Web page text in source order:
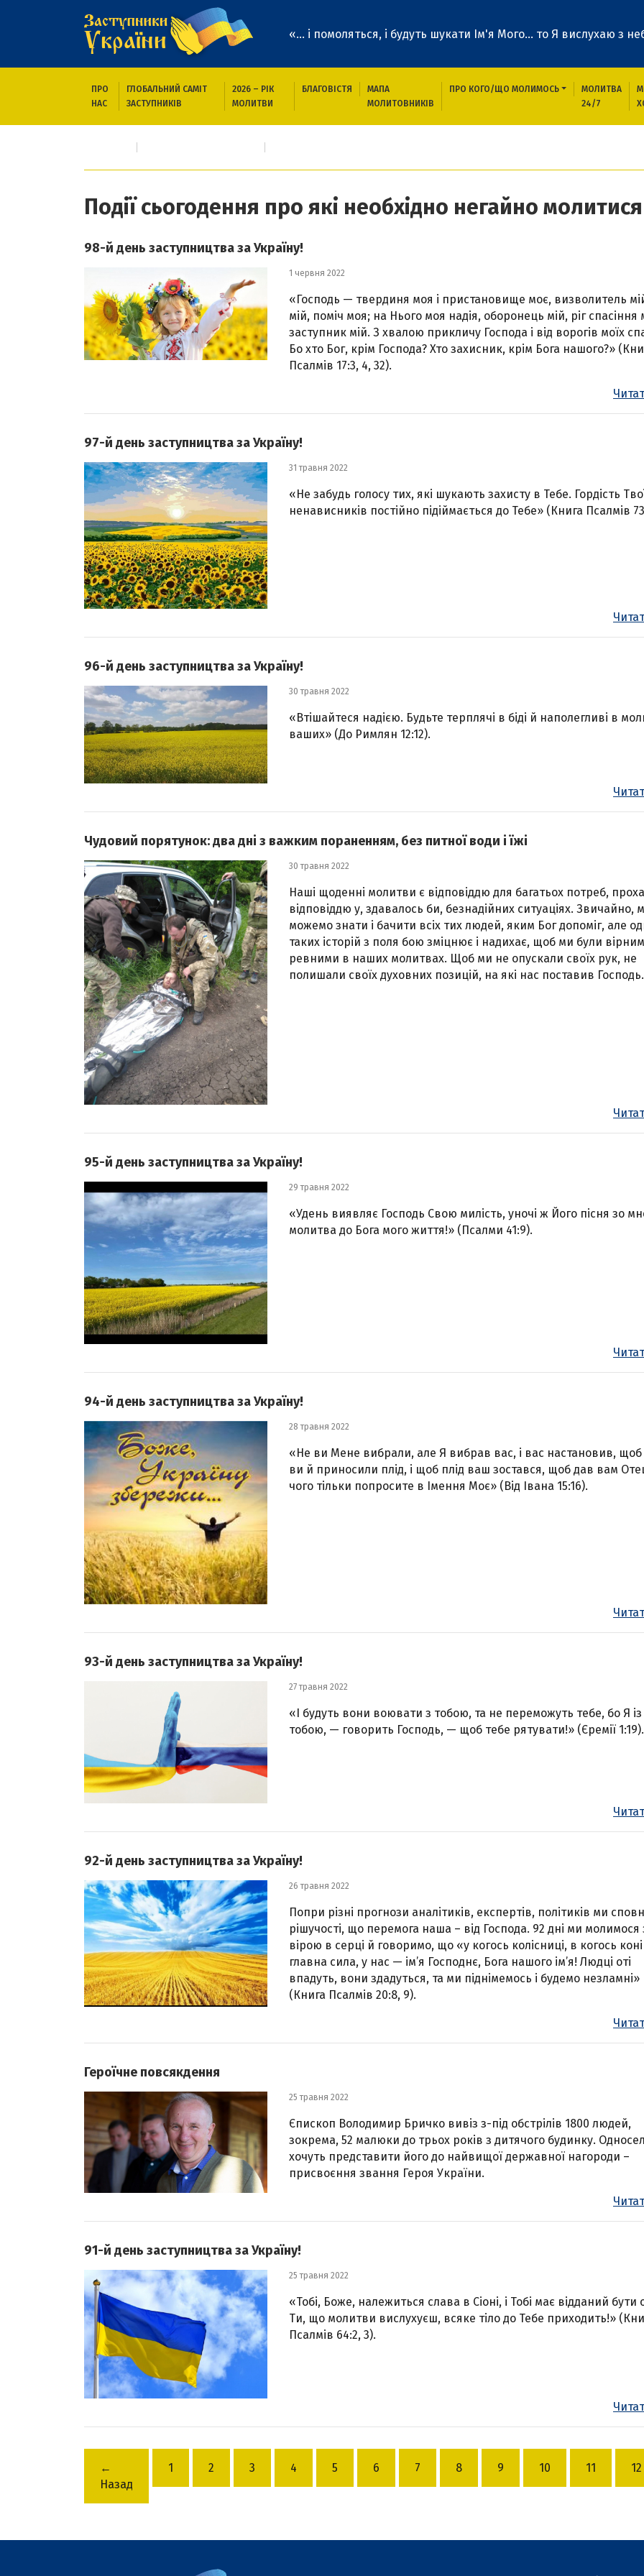
«... і помоляться, і будуть шукати Ім'я Мого... то Я вислухаю з
ПРО
НАС
ГЛОБАЛЬНИЙ САМІТ
ЗАСТУПНИКІВ
2026 – РІК
МОЛИТВИ
БЛАГОВІСТЯ
МАПА
МОЛИТОВНИКІВ
ПРО КОГО/ЩО МОЛИМОСЬ
МОЛИТВА
24/7
Події сьогодення про які необхідно негайно молитися
98-й день заступництва за Україну!
1 червня 2022
«Господь — твердиня моя і пристановище моє, визволитель
мій, поміч моя; на Нього моя надія, оборонець мій, ріг спасіння
заступник мій. З хвалою прикличу Господа і від ворогів моїх
Бо хто Бог, крім Господа? Хто захисник, крім Бога нашого?»
Псалмів 17:3, 4, 32).
97-й день заступництва за Україну!
31 травня 2022
«Не забудь голосу тих, які шукають захисту в Тебе. Гордість
ненависників постійно підіймається до Тебе» (Книга Псалмів
96-й день заступництва за Україну!
30 травня 2022
«Втішайтеся надією. Будьте терплячі в біді й наполегливі в
ваших» (До Римлян 12:12).
Чудовий порятунок: два дні з важким пораненням, без питної води і їжі
30 травня 2022
Наші щоденні молитви є відповіддю для багатьох потреб,
відповіддю у, здавалось би, безнадійних ситуаціях. Звичайно,
можемо знати і бачити всіх тих людей, яким Бог допоміг, але
таких історій з поля бою зміцнює і надихає, щоб ми були
ревними в наших молитвах. Щоб ми не опускали своїх рук, не
полишали своїх духовних позицій, на які нас поставив Господь.
95-й день заступництва за Україну!
29 травня 2022
«Удень виявляє Господь Свою милість, уночі ж Його пісня зо
молитва до Бога мого життя!» (Псалми 41:9).
94-й день заступництва за Україну!
28 травня 2022
«Не ви Мене вибрали, але Я вибрав вас, і вас настановив, щоб
ви й приносили плід, і щоб плід ваш зостався, щоб дав вам
чого тільки попросите в Імення Моє» (Від Івана 15:16).
93-й день заступництва за Україну!
27 травня 2022
«І будуть вони воювати з тобою, та не переможуть тебе, бо Я із
тобою, — говорить Господь, — щоб тебе рятувати!» (Єремії 1:19).
92-й день заступництва за Україну!
26 травня 2022
Попри різні прогнози аналітиків, експертів, політиків ми
рішучості, що перемога наша – від Господа. 92 дні ми молимося
вірою в серці й говоримо, що «у когось колісниці, в когось коні
главна сила, у нас — ім’я Господнє, Бога нашого ім’я! Людці оті
впадуть, вони здадуться, та ми піднімемось і будемо незламні»
(Книга Псалмів 20:8, 9).
Героїчне повсякдення
25 травня 2022
Єпископ Володимир Бричко вивіз з-під обстрілів 1800 людей,
зокрема, 52 малюки до трьох років з дитячого будинку.
хочуть представити його до найвищої державної нагороди –
присвоєння звання Героя України.
91-й день заступництва за Україну!
25 травня 2022
«Тобі, Боже, належиться слава в Сіоні, і Тобі має відданий бути
Ти, що молитви вислухуєш, всяке тіло до Тебе приходить!»
Псалмів 64:2, 3).
←
Назад
1 2 3 4 5 6 7 8 9 10 11 12